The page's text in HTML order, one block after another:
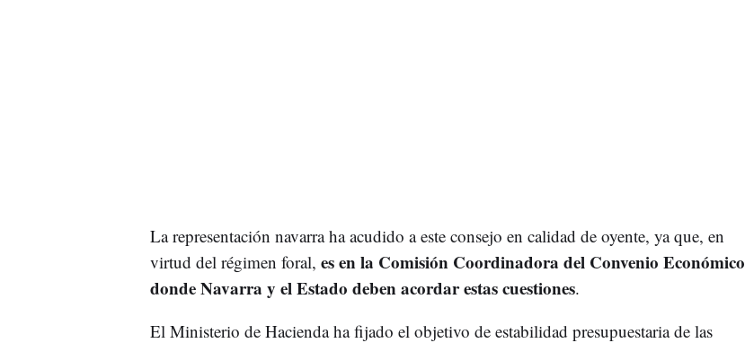
La representación navarra ha acudido a este consejo en calidad de oyente, ya que, en
virtud del régimen foral, es en la Comisión Coordinadora del Convenio Económico
donde Navarra y el Estado deben acordar estas cuestiones.
El Ministerio de Hacienda ha fijado el objetivo de estabilidad presupuestaria de las